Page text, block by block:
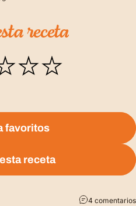
receta
favoritos
receta
4 comentarios